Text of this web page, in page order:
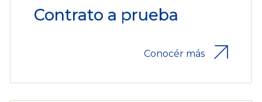
Contrato a prueba
Conocér más